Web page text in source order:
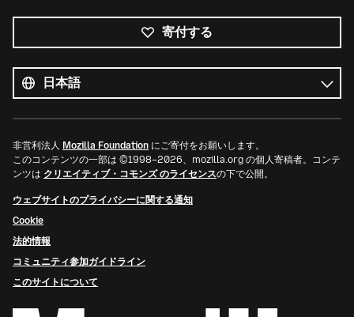
寄付する
べ
て
の
言
言
語
非営利法人 Mozilla Foundation にご寄付をお願いします。
このコンテンツの一部は ©1998–2026、mozilla.org の個人寄稿者。コンテ
ンツは クリエイティブ・コモンズ のライセンスの下で公開。
ウェブサイトのプライバシーに関する通知
Cookie
法的情報
コミュニティ参加ガイドライン
このサイトについて